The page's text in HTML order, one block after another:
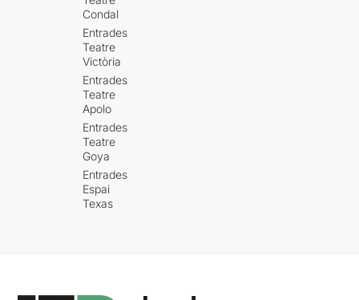
Condal
Entrades
Teatre
Victòria
Entrades
Teatre
Apolo
Entrades
Teatre
Goya
Entrades
Espai
Texas